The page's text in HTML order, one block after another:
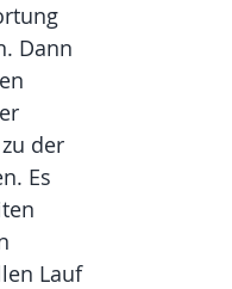
Dann
der
Es
Lauf